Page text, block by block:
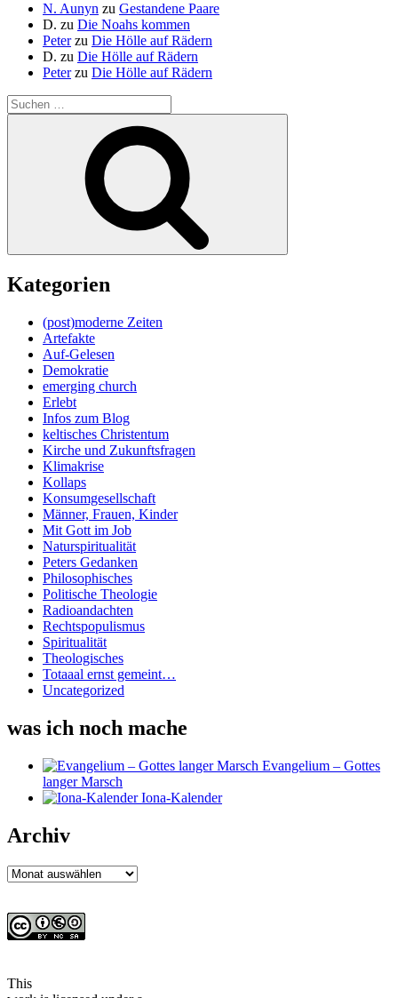
N. Aunyn zu Gestandene Paare
D. zu Die Noahs kommen
Peterzu Die Hölle auf Rädern
D. zu Die Hölle auf Rädern
Peterzu Die Hölle auf Rädern
Suche
nach:
Kategorien
(post)moderne Zeiten
Artefakte
Auf-Gelesen
Demokratie
emerging church
Erlebt
Infos zum Blog
keltisches Christentum
Kirche und Zukunftsfragen
Klimakrise
Kollaps
Konsumgesellschaft
Männer, Frauen, Kinder
Mit Gott im Job
Naturspiritualität
Peters Gedanken
Philosophisches
Politische Theologie
Radioandachten
Rechtspopulismus
Spiritualität
Theologisches
Totaaal ernst gemeint…
Uncategorized
was ich noch mache
Evangelium – Gottes
langer Marsch
Iona-Kalender
Archiv
Archiv
This